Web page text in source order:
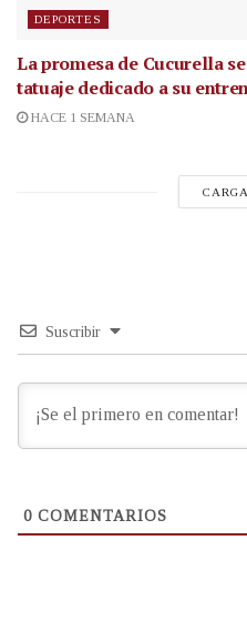
DEPORTES
La promesa de Cucurella
tatuaje dedicado a su
HACE 1 SEMANA
Suscribir
0 COMENTARIOS